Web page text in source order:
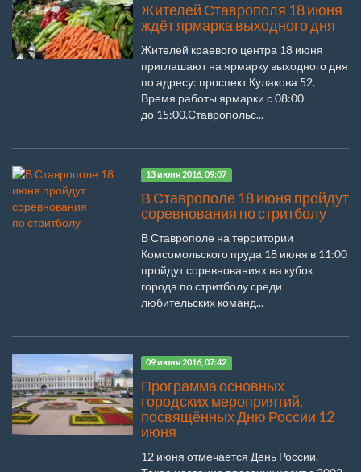
Жителей Ставрополя 18 июня
ждёт ярмарка выходного дня
Жителей краевого центра 18 июня
приглашают на ярмарку выходного дня
по адресу: проспект Кулакова 52.
Время работы ярмарки с 08:00
до 15:00.Ставропольс...
13 июня 2016, 09:07
В Ставрополе 18 июня пройдут
соревнования по стритболу
В Ставрополе на территории
Комсомольского пруда 18 июня в 11:00
пройдут соревнованиях на кубок
города по стритболу среди
любительских команд...
09 июня 2016, 07:42
Программа основных
городских мероприятий,
посвящённых Дню России 12
июня
12 июня отмечается День России.